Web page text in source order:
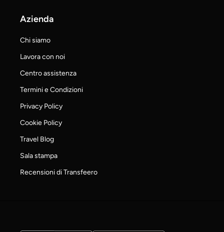
Azienda
Chi siamo
Lavora con noi
Centro assistenza
Termini e Condizioni
Privacy Policy
Cookie Policy
Travel Blog
Sala stampa
Recensioni di Transfeero